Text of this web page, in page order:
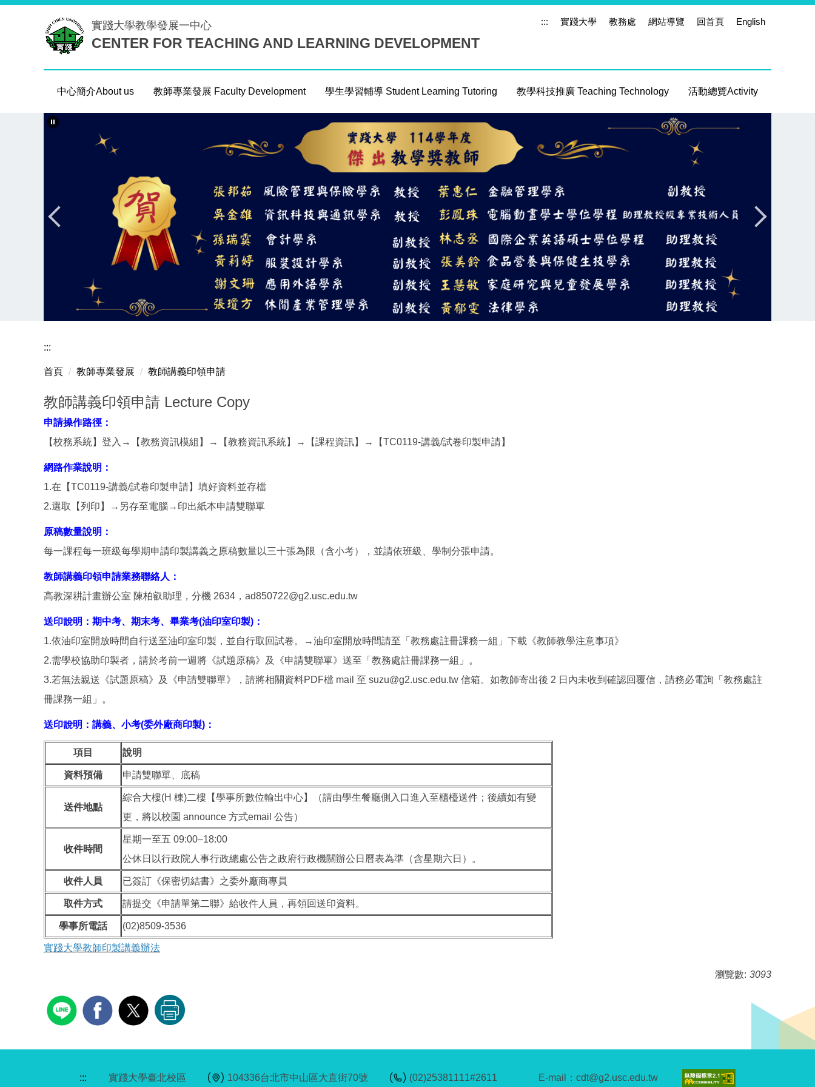
實踐大學教學發展一中心
CENTER FOR TEACHING AND LEARNING DEVELOPMENT
::: 實踐大學 教務處 網站導覽 回首頁 English
中心簡介About us 教師專業發展 Faculty Development 學生學習輔導 Student Learning Tutoring 教學科技推廣 Teaching Technology 活動總覽Activity
114教學優良獎-傑出
:::
首頁 教師專業發展 教師講義印領申請
教師講義印領申請 Lecture Copy
申請操作路徑：
【校務系統】登入→【教務資訊模組】→【教務資訊系統】→【課程資訊】→【TC0119-講義/試卷印製申請】
網路作業說明：
1.在【TC0119-講義/試卷印製申請】填好資料並存檔
2.選取【列印】→另存至電腦→印出紙本申請雙聯單
原稿數量說明：
每一課程每一班級每學期申請印製講義之原稿數量以三十張為限（含小考），並請依班級、學制分張申請。
教師講義印領申請業務聯絡人：
高教深耕計畫辦公室 陳柏叡助理，分機 2634，ad850722@g2.usc.edu.tw
送印說明： 期中考、 期末考、畢業考(油印室印製)：
1.依油印室開放時間自行送至油印室印製，並自行取回試卷。→油印室開放時間請至「教務處註冊課務一組」下載《教師教學注意事項》
2.需學校協助印製者，請於考前一週將《試題原稿》及《申請雙聯單》送至「教務處註冊課務一組」。
3.若無法親送《試題原稿》及《申請雙聯單》，請將相關資料PDF檔 mail 至 suzu@g2.usc.edu.tw 信箱。如教師寄出後 2 日內未收到確認回覆信，請務必電詢「教務處註
冊課務一組」。
送印說明： 講義、 小考(委外廠商印製)：
項目 說明
資料預備 申請雙聯單、底稿
送件地點
綜合大樓(H 棟)二樓【學事所數位輸出中心】（請由學生餐廳側入口進入至櫃檯送件；後續如有變
更，將以校園 announce 方式email 公告）
收件時間
星期一至五 09:00–18:00
公休日以行政院人事行政總處公告之政府行政機關辦公日曆表為準（含星期六日）。
收件人員 已簽訂《保密切結書》之委外廠商專員
取件方式 請提交《申請單第二聯》給收件人員，再領回送印資料。
學事所電話 (02)8509-3536
實踐大學教師印製講義辦法
瀏覽數: 3093
::: 實踐大學臺北校區 104336台北市中山區大直街70號 (02)25381111#2611 E-mail：cdt@g2.usc.edu.tw